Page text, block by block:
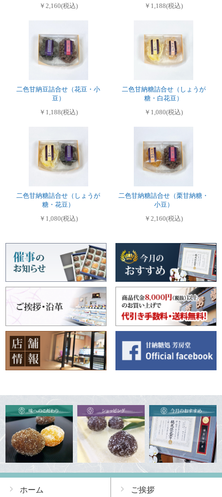
￥2,160(税込)
￥1,188(税込)
二色甘納豆詰合せ（花豆・小
豆）
￥1,188(税込)
二色甘納糖詰合せ（しょうが
糖・白花豆）
￥1,080(税込)
二色甘納糖詰合せ（しょうが
糖・花豆）
￥1,080(税込)
二色甘納糖詰合せ（栗甘納糖・
小豆）
￥2,160(税込)
ホーム ご挨拶